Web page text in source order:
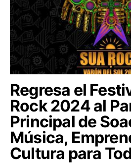
Regresa el
Rock 2024 al
Principal de
Música,
Cultura para